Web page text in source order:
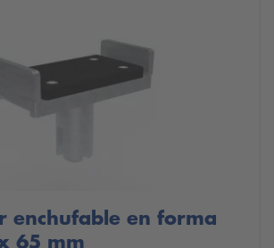
enchufable en forma
65 mm